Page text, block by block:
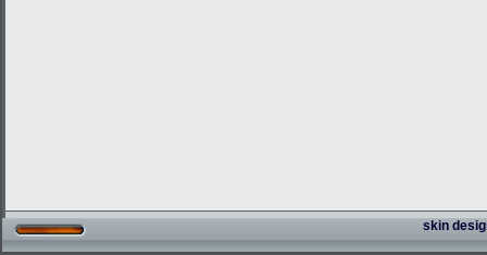
skin